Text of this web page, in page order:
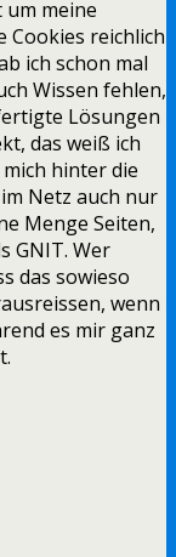
um meine
Cookies reichlich
ich schon mal
Wissen fehlen,
Lösungen
das weiß ich
hinter die
Netz auch nur
Menge Seiten,
GNIT. Wer
das sowieso
wenn
es mir ganz